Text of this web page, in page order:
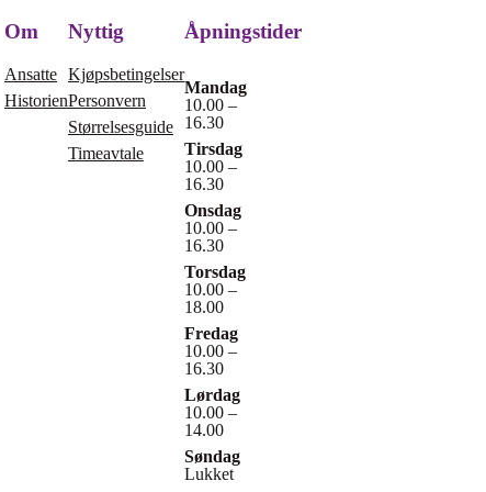
Om
Ansatte
Historien
Nyttig
Kjøpsbetingelser
Personvern
Størrelsesguide
Timeavtale
Åpningstider
Mandag
10.00 –
16.30
Tirsdag
10.00 –
16.30
Onsdag
10.00 –
16.30
Torsdag
10.00 –
18.00
Fredag
10.00 –
16.30
Lørdag
10.00 –
14.00
Søndag
Lukket